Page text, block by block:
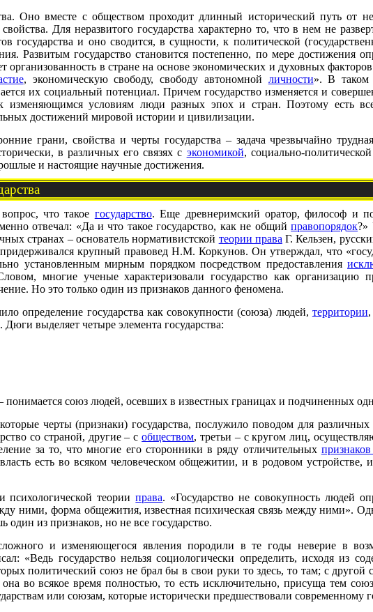
Оно вместе с обществом проходит длинный исторический путь от
Для неразвитого государства характерно то, что в нем не
государства и оно сводится, в сущности, к политической
Развитым государство становится постепенно, по мере достижения
в стране на основе экономических и духовных
, экономическую свободу, свободу автономной личности». В таком
их социальный потенциал. Причем государство изменяется и
изменяющимся условиям люди разных эпох и стран. Поэтому есть
достижений мировой истории и цивилизации.
грани, свойства и черты государства – задача чрезвычайно
в различных его связях с экономикой, социально-
и настоящие научные достижения.
что такое государство. Еще древнеримский оратор, философ и
отвечал: «Да и что такое государство, как не общийправопорядок?»
странах – основатель нормативистской теории права Г. Кельзен,
крупный правовед Н.М. Коркунов. Он утверждал, что
установленным мирным порядком посредством предоставления
многие ученые характеризовали государство как организацию
Но это только один из признаков данного феномена.
определение государства как совокупности (союза) людей, территории
выделяет четыре элемента государства:
союз людей, осевших в известных границах и подчиненных
черты (признаки) государства, послужило поводом для
со страной, другие – собществом, третьи – с кругом лиц,
за то, что многие его сторонники в ряду отличительных признаков
есть во всяком человеческом общежитии, и в родовом устройстве,
психологической теорииправа. «Государство не совокупность людей
ними, форма общежития, известная психическая связь между ними».
из признаков, но не все государство.
и изменяющегося явления породили в те годы неверие в
«Ведь государство нельзя социологически определить, исходя из
политический союз не брал бы в свои руки то здесь, то там; с другой
во всякое время полностью, то есть исключительно, присуща тем
или союзам, которые исторически предшествовали современному